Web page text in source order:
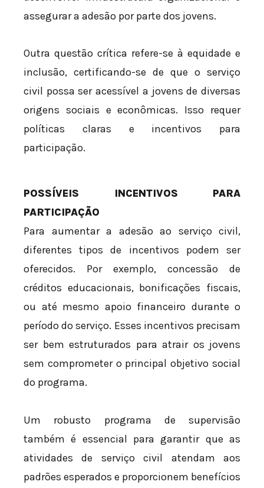
assegurar a adesão por parte dos jovens.
Outra questão crítica refere-se à equidade e
inclusão, certificando-se de que o serviço
civil possa ser acessível a jovens de diversas
origens sociais e econômicas. Isso requer
políticas claras e incentivos para
participação.
POSSÍVEIS INCENTIVOS PARA
PARTICIPAÇÃO
Para aumentar a adesão ao serviço civil,
diferentes tipos de incentivos podem ser
oferecidos. Por exemplo, concessão de
créditos educacionais, bonificações fiscais,
ou até mesmo apoio financeiro durante o
período do serviço. Esses incentivos precisam
ser bem estruturados para atrair os jovens
sem comprometer o principal objetivo social
do programa.
Um robusto programa de supervisão
também é essencial para garantir que as
atividades de serviço civil atendam aos
padrões esperados e proporcionem benefícios